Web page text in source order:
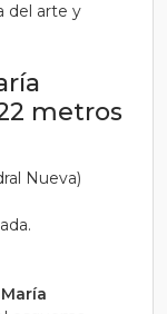
del arte y
metros